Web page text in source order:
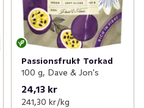
Passionsfrukt Torkad
100 g, Dave & Jon's
24,13 kr
241,30 kr /kg